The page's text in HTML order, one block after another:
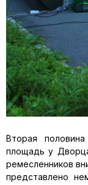
Вторая
площадь у
ремесленников
представлено